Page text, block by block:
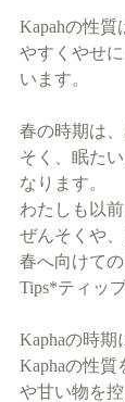
Kapahの性質
やすくやせ
います。
春の時期は
そく、眠た
なります。
わたしも以
ぜんそくや
春へ向けて
Tips*ティッ
Kaphaの時期
Kaphaの性
や甘い物を